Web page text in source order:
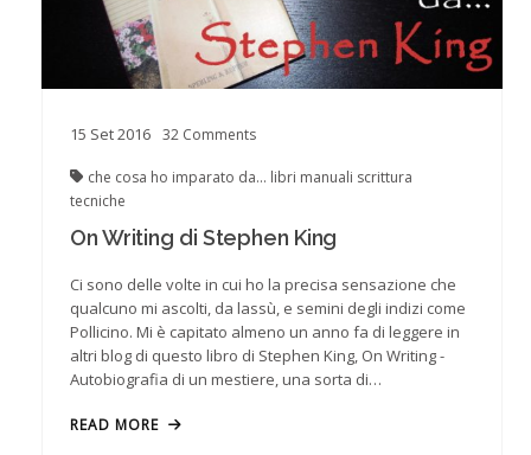
15 Set2016 32 Comments
che cosa ho imparato da... libri manuali scrittura
tecniche
On Writing di Stephen King
Ci sono delle volte in cui ho la precisa sensazione che
qualcuno mi ascolti, da lassù, e semini degli indizi come
Pollicino. Mi è capitato almeno un anno fa di leggere in
altri blog di questo libro di Stephen King, On Writing -
Autobiografia di un mestiere, una sorta di…
READ MORE